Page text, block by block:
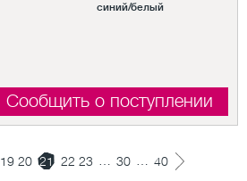
синий/белый
Сообщить о поступлении
19 20 21 22 23 30 40